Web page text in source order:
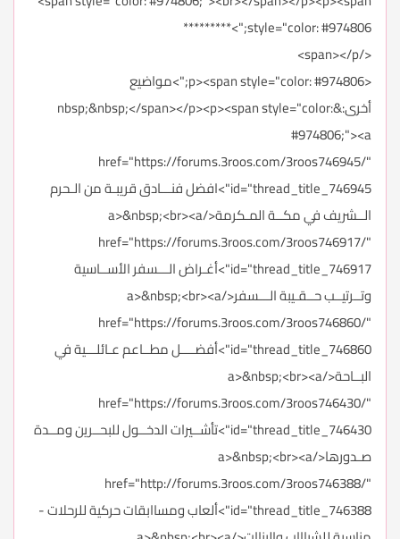
style="color: #974806;">*********
</span></p>
<p><span style="color: #974806;">مواضيع
أخرى:&nbsp;&nbsp;</span></p><p><span style="color:
#974806;"><a
href="https://forums.3roos.com/3roos746945/"
id="thread_title_746945">افضل فنـــادق قريبـة من الـحرم
الــشريف في مكــة المـكرمة</a>&nbsp;<br><a
href="https://forums.3roos.com/3roos746917/"
id="thread_title_746917">أغـراض الـــسفر الأســاسية
وتــرتيــب حــقـيبة الـــسفر</a>&nbsp;<br><a
href="https://forums.3roos.com/3roos746860/"
id="thread_title_746860">أفضــــل مطــاعم عـائلـــية في
البــاحة</a>&nbsp;<br><a
href="https://forums.3roos.com/3roos746430/"
id="thread_title_746430">تأشــيرات الدخــول للبحــرين ومــدة
صـدورها</a>&nbsp;<br><a
href="http://forums.3roos.com/3roos746388/"
id="thread_title_746388">ألعاب ومساابقات حركية للرحلات -